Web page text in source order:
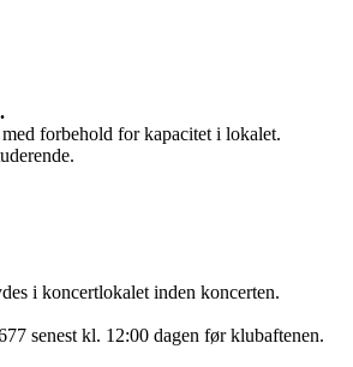
forbehold for kapacitet i lokalet.
i koncertlokalet inden koncerten.
senest kl. 12:00 dagen før klubaftenen.